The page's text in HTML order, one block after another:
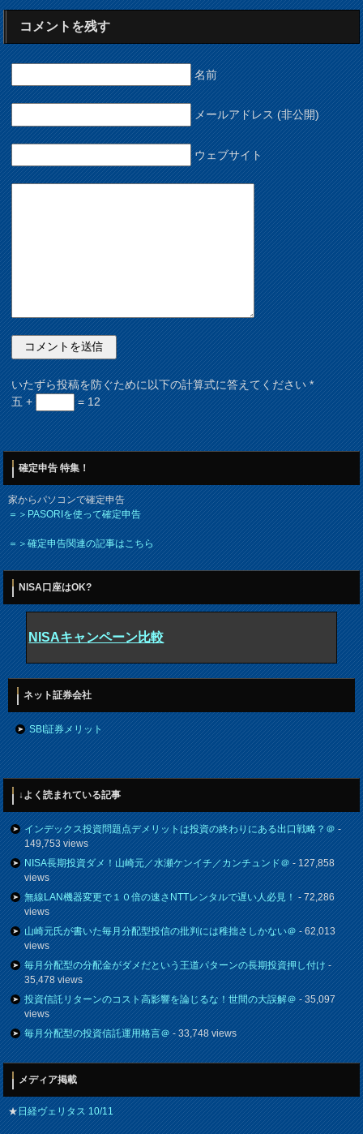
コメントを残す
名前
メールアドレス (非公開)
ウェブサイト
いたずら投稿を防ぐために以下の計算式に答えてください*
五 +
= 12
確定申告 特集！
家からパソコンで確定申告
＝＞PASORIを使って確定申告
＝＞確定申告関連の記事はこちら
NISA口座はOK?
NISAキャンペーン比較
ネット証券会社
SBI証券メリット
↓よく読まれている記事
インデックス投資問題点デメリットは投資の終わりにある出口戦略？＠-
149,753 views
NISA長期投資ダメ！山崎元／水瀬ケンイチ／カンチュンド＠- 127,858
views
無線LAN機器変更で１０倍の速さNTTレンタルで遅い人必見！- 72,286
views
山崎元氏が書いた毎月分配型投信の批判には稚拙さしかない＠- 62,013
views
毎月分配型の分配金がダメだという王道パターンの長期投資押し付け-
35,478 views
投資信託リターンのコスト高影響を論じるな！世間の大誤解＠- 35,097
views
毎月分配型の投資信託運用格言＠- 33,748 views
メディア掲載
★日経ヴェリタス 10/11